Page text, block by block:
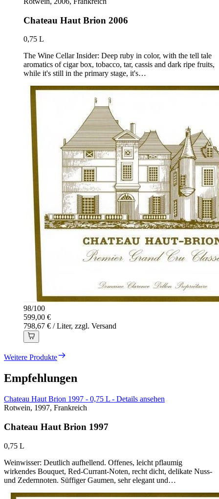
Chateau Haut Brion 2006
0,75 L
The Wine Cellar Insider: Deep ruby in color, with the tell tale
aromatics of cigar box, tobacco, tar, cassis and dark ripe fruits,
while it's still in the primary stage, it's…
98/100
599,00 €
798,67 € / Liter, zzgl. Versand
Weitere Produkte
Empfehlungen
Chateau Haut Brion 1997 - 0,75 L - Details ansehen
Rotwein, 1997, Frankreich
Chateau Haut Brion 1997
0,75 L
Weinwisser: Deutlich aufhellend. Offenes, leicht pflaumig
wirkendes Bouquet, Red-Currant-Noten, recht dicht, delikate Nuss-
und Zedernnoten. Süffiger Gaumen, sehr elegant und…